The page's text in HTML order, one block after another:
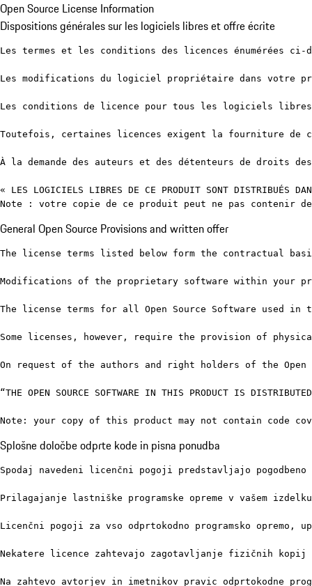
Open Source License Information
Dispositions générales sur les logiciels libres et offre écrite
Les termes et les conditions des licences énumérées
Les modifications du logiciel propriétaire dans votre
Les conditions de licence pour tous les logiciels
Toutefois, certaines licences exigent la fourniture de
À la demande des auteurs et des détenteurs de
« LES LOGICIELS LIBRES DE CE PRODUIT SONT
Note : votre copie de ce produit peut ne pas contenir
General Open Source Provisions and written offer
The license terms listed below form the contractual
Modifications of the proprietary software within your
The license terms for all Open Source Software used
Some licenses, however, require the provision of
On request of the authors and right holders of the
“THE OPEN SOURCE SOFTWARE IN THIS PRODUCT IS
Note: your copy of this product may not contain code
Splošne določbe odprte kode in pisna ponudba
Spodaj navedeni licenčni pogoji predstavljajo
Prilagajanje lastniške programske opreme v vašem
Licenčni pogoji za vso odprtokodno programsko
Nekatere licence zahtevajo zagotavljanje fizičnih
Na zahtevo avtorjev in imetnikov pravic odprtokodne